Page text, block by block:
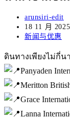
Post
author:
arunsiri-edit
Post
published:
18 11 月 2025
Post
新闻与优惠
ดินทางเพียงไม่กี่น
Panyaden
Meritton
Grace
Lanna